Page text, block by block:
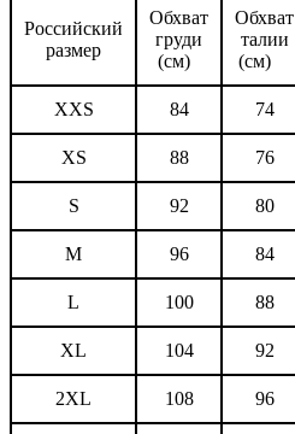
Российский
размер
Обхват
груди
(см)
Обхват
талии
(см)
XXS 84 74
XS 88 76
S 92 80
M 96 84
L 100 88
XL 104 92
2XL 108 96